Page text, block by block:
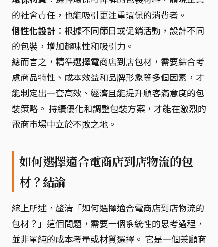
的社會責任，也能吸引更注重環保的消費者。
個性化設計 ：根據不同節日或促銷活動，設計不同
的包裝，增加趣味性和吸引力。
總而言之，精準選擇電商店到店包材，需要綜合考
慮商品特性、成本效益和品牌形象等多個因素，才
能制定出一套高效、經濟且能提升顧客滿意度的包
裝策略。 持續優化和調整包裝方案，才能在激烈的
電商市場中立於不敗之地。
如何選擇適合電商店到店物流的包
材？結論
綜上所述，釐清「如何選擇適合電商店到店物流的
包材？」這個問題，需要一個系統性的思考過程，
並非單純的成本考量或材質選擇。 它是一個兼顧商